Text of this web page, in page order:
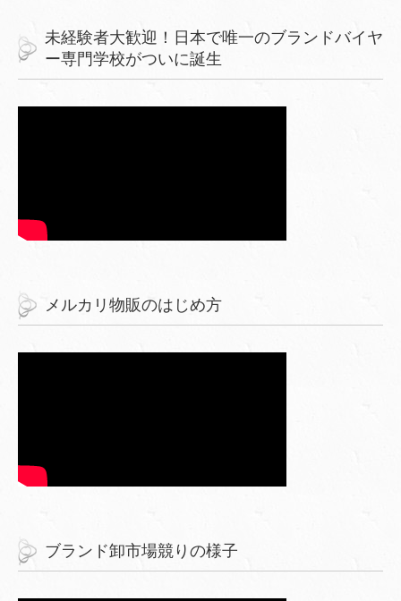
未経験者大歓迎！日本で唯一のブランドバイヤ
ー専門学校がついに誕生
メルカリ物販のはじめ方
ブランド卸市場競りの様子